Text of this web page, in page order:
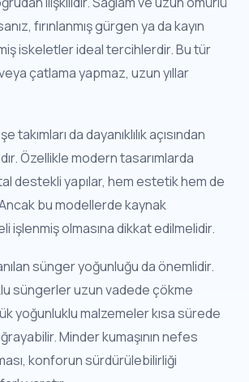
fırınlanmış gürgen ya da kayın
iskeletler ideal tercihlerdir. Bu tür
çatlama yapmaz, uzun yıllar
da dayanıklılık açısından
Özellikle modern tasarımlarda
destekli yapılar, hem estetik hem de
bu modellerde kaynak
işlenmiş olmasına dikkat edilmelidir.
sünger yoğunluğu da önemlidir.
süngerler uzun vadede çökme
yoğunluklu malzemeler kısa sürede
Minder kumaşının nefes
konforun sürdürülebilirliği